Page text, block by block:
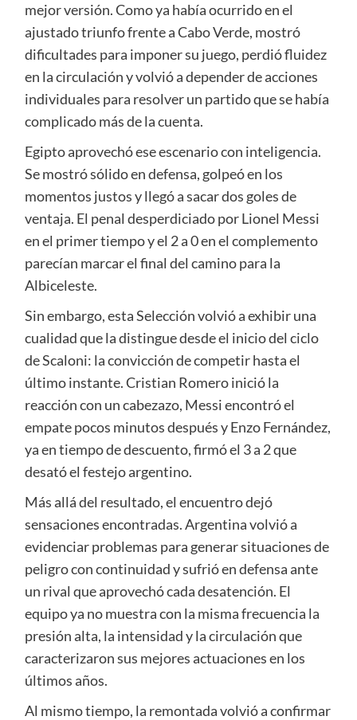
mejor versión. Como ya había ocurrido en el
ajustado triunfo frente a Cabo Verde, mostró
dificultades para imponer su juego, perdió fluidez
en la circulación y volvió a depender de acciones
individuales para resolver un partido que se había
complicado más de la cuenta.
Egipto aprovechó ese escenario con inteligencia.
Se mostró sólido en defensa, golpeó en los
momentos justos y llegó a sacar dos goles de
ventaja. El penal desperdiciado por Lionel Messi
en el primer tiempo y el 2 a 0 en el complemento
parecían marcar el final del camino para la
Albiceleste.
Sin embargo, esta Selección volvió a exhibir una
cualidad que la distingue desde el inicio del ciclo
de Scaloni: la convicción de competir hasta el
último instante. Cristian Romero inició la
reacción con un cabezazo, Messi encontró el
empate pocos minutos después y Enzo Fernández,
ya en tiempo de descuento, firmó el 3 a 2 que
desató el festejo argentino.
Más allá del resultado, el encuentro dejó
sensaciones encontradas. Argentina volvió a
evidenciar problemas para generar situaciones de
peligro con continuidad y sufrió en defensa ante
un rival que aprovechó cada desatención. El
equipo ya no muestra con la misma frecuencia la
presión alta, la intensidad y la circulación que
caracterizaron sus mejores actuaciones en los
últimos años.
Al mismo tiempo, la remontada volvió a confirmar